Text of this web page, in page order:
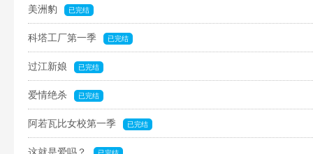
美洲豹 已完结
科塔工厂第一季 已完结
过江新娘 已完结
爱情绝杀 已完结
阿若瓦比女校第一季 已完结